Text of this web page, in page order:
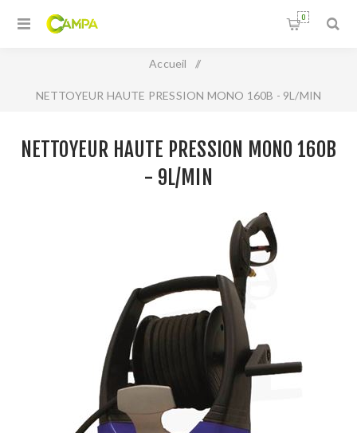
0
Accueil /
NETTOYEUR HAUTE PRESSION MONO 160B - 9L/MIN
NETTOYEUR HAUTE PRESSION MONO 160B
- 9L/MIN